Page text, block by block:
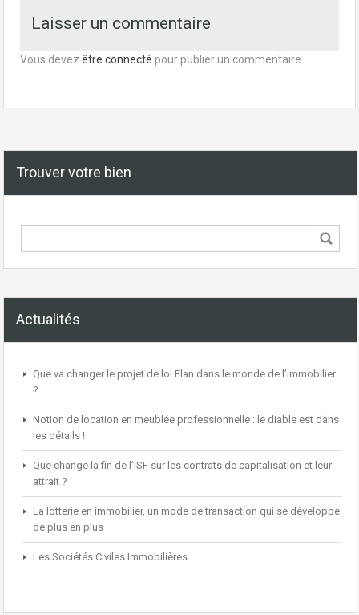
Laisser un commentaire
Vous devez être connecté pour publier un commentaire.
Trouver votre bien
Actualités
Que va changer le projet de loi Elan dans le monde de l’immobilier
?
Notion de location en meublée professionnelle : le diable est dans
les détails !
Que change la fin de l’ISF sur les contrats de capitalisation et leur
attrait ?
La lotterie en immobilier, un mode de transaction qui se développe
de plus en plus
Les Sociétés Civiles Immobilières